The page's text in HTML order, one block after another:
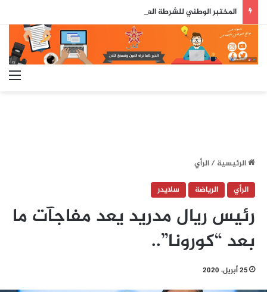
الرئيسية/الرأي
الرأي
الرياضة سلايدر
رئيس ريال مدريد يعد مفاجآت ما
بعد “كورونا”..
25 أبريل، 2020